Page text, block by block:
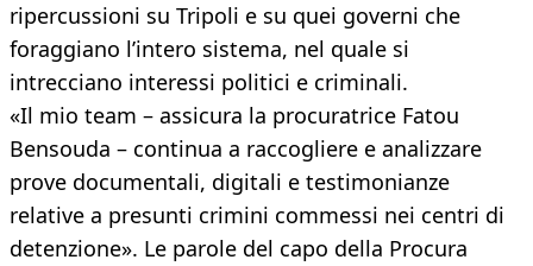
ripercussioni su Tripoli e su quei governi che
foraggiano l’intero sistema, nel quale si
intrecciano interessi politici e criminali.
«Il mio team – assicura la procuratrice Fatou
Bensouda – continua a raccogliere e analizzare
prove documentali, digitali e testimonianze
relative a presunti crimini commessi nei centri di
detenzione». Le parole del capo della Procura